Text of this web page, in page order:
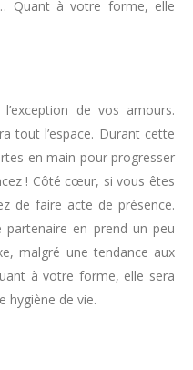
Quant à votre forme, elle
de vos amours.
tout l’espace. Durant cette
en main pour progresser
! Côté cœur, si vous êtes
de faire acte de présence.
en prend un peu
malgré une tendance aux
à votre forme, elle sera
hygiène de vie.